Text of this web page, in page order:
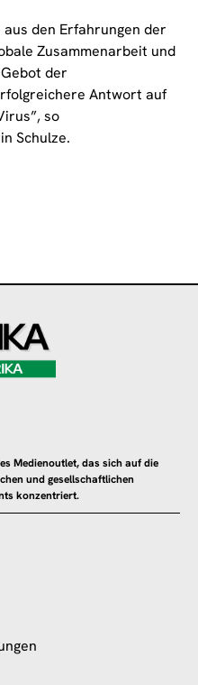
den Erfahrungen der
Zusammenarbeit und
der
Antwort auf
so
Schulze.
Medienoutlet, das sich auf die
und gesellschaftlichen
konzentriert.